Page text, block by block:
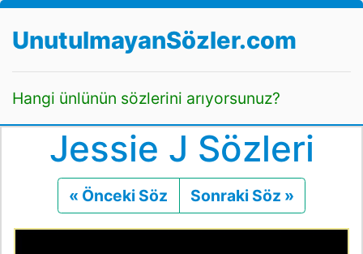
UnutulmayanSözler.com
Hangi ünlünün sözlerini arıyorsunuz?
Jessie J Sözleri
« Önceki Söz Önceki
Sonraki Söz »